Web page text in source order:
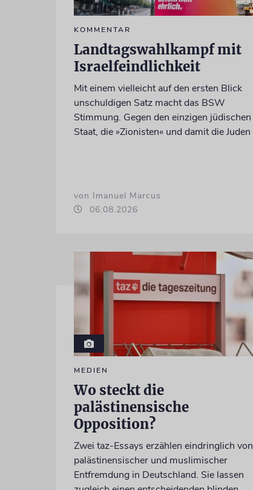
KOMMENTAR
Landtagswahlkampf mit
Israelfeindlichkeit
Mit einem vielleicht auf den ersten Blick
unschuldigen Satz macht das BSW
Stimmung. Gegen den einzigen jüdischen
Staat, die »Zionisten« und damit die Juden
von Imanuel Marcus
06.08.2026
MEDIEN
Wo steckt die
palästinensische
Opposition?
Zwei taz-Essays erzählen eindringlich von
palästinensischer und muslimischer
Entfremdung in Deutschland. Sie lassen